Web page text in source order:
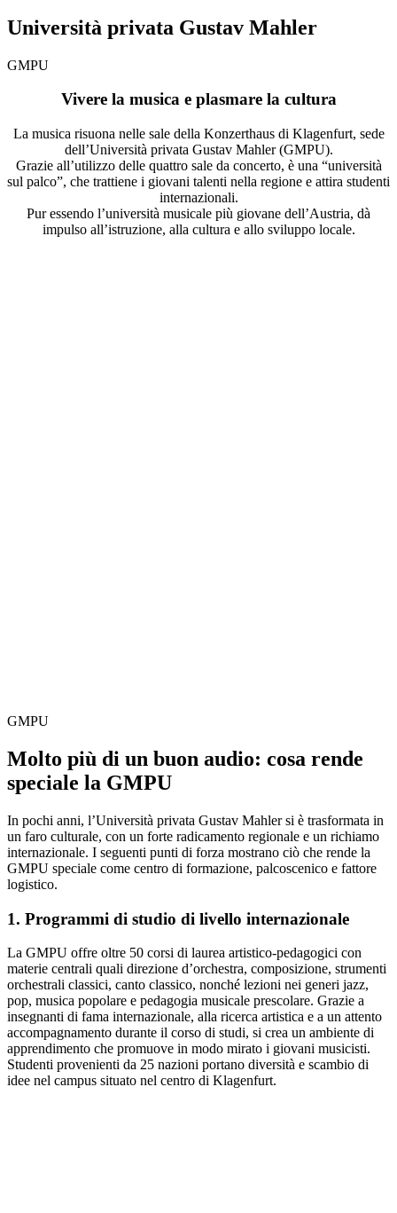
Università privata Gustav Mahler
GMPU
Vivere la musica e plasmare la cultura
La musica risuona nelle sale della Konzerthaus di Klagenfurt, sede
dell’Università privata Gustav Mahler (GMPU).
Grazie all’utilizzo delle quattro sale da concerto, è una “università
sul palco”, che trattiene i giovani talenti nella regione e attira studenti
internazionali.
Pur essendo l’università musicale più giovane dell’Austria, dà
impulso all’istruzione, alla cultura e allo sviluppo locale.
GMPU
Molto più di un buon audio: cosa rende
speciale la GMPU
In pochi anni, l’Università privata Gustav Mahler si è trasformata in
un faro culturale, con un forte radicamento regionale e un richiamo
internazionale. I seguenti punti di forza mostrano ciò che rende la
GMPU speciale come centro di formazione, palcoscenico e fattore
logistico.
1. Programmi di studio di livello internazionale
La GMPU offre oltre 50 corsi di laurea artistico-pedagogici con
materie centrali quali direzione d’orchestra, composizione, strumenti
orchestrali classici, canto classico, nonché lezioni nei generi jazz,
pop, musica popolare e pedagogia musicale prescolare. Grazie a
insegnanti di fama internazionale, alla ricerca artistica e a un attento
accompagnamento durante il corso di studi, si crea un ambiente di
apprendimento che promuove in modo mirato i giovani musicisti.
Studenti provenienti da 25 nazioni portano diversità e scambio di
idee nel campus situato nel centro di Klagenfurt.